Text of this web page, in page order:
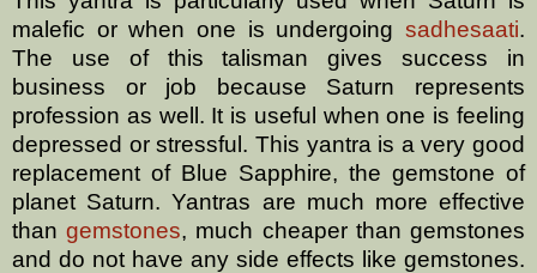
malefic or when one is undergoing sadhesaati.
The use of this talisman gives success in
business or job because Saturn represents
profession as well. It is useful when one is feeling
depressed or stressful. This yantra is a very good
replacement of Blue Sapphire, the gemstone of
planet Saturn. Yantras are much more effective
thangemstones, much cheaper than gemstones
and do not have any side effects like gemstones.